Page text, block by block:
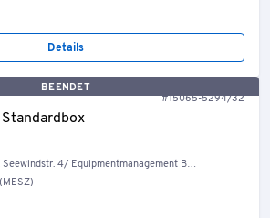
Details
BEENDET
#15065-5294/32
4/ Equipmentmanagement Bestand Container, Welt